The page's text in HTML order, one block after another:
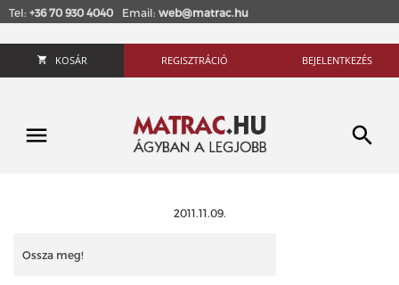
Tel: +36 70 930 4040 Email: web@matrac.hu
KOSÁR REGISZTRÁCIÓ BEJELENTKEZÉS
2011.11.09.
Ossza meg!